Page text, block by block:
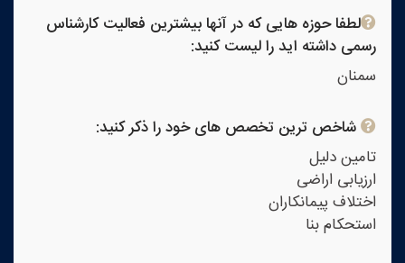
لطفا حوزه هایی که در آنها بیشترین فعالیت کارشناس
رسمی داشته اید را لیست کنید:
سمنان
شاخص ترین تخصص های خود را ذکر کنید:
تامین دلیل
ارزیابی اراضی
اختلاف پیمانکاران
استحکام بنا